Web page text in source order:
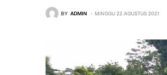
BY ADMIN MINGGU 22 AGUSTUS 2021